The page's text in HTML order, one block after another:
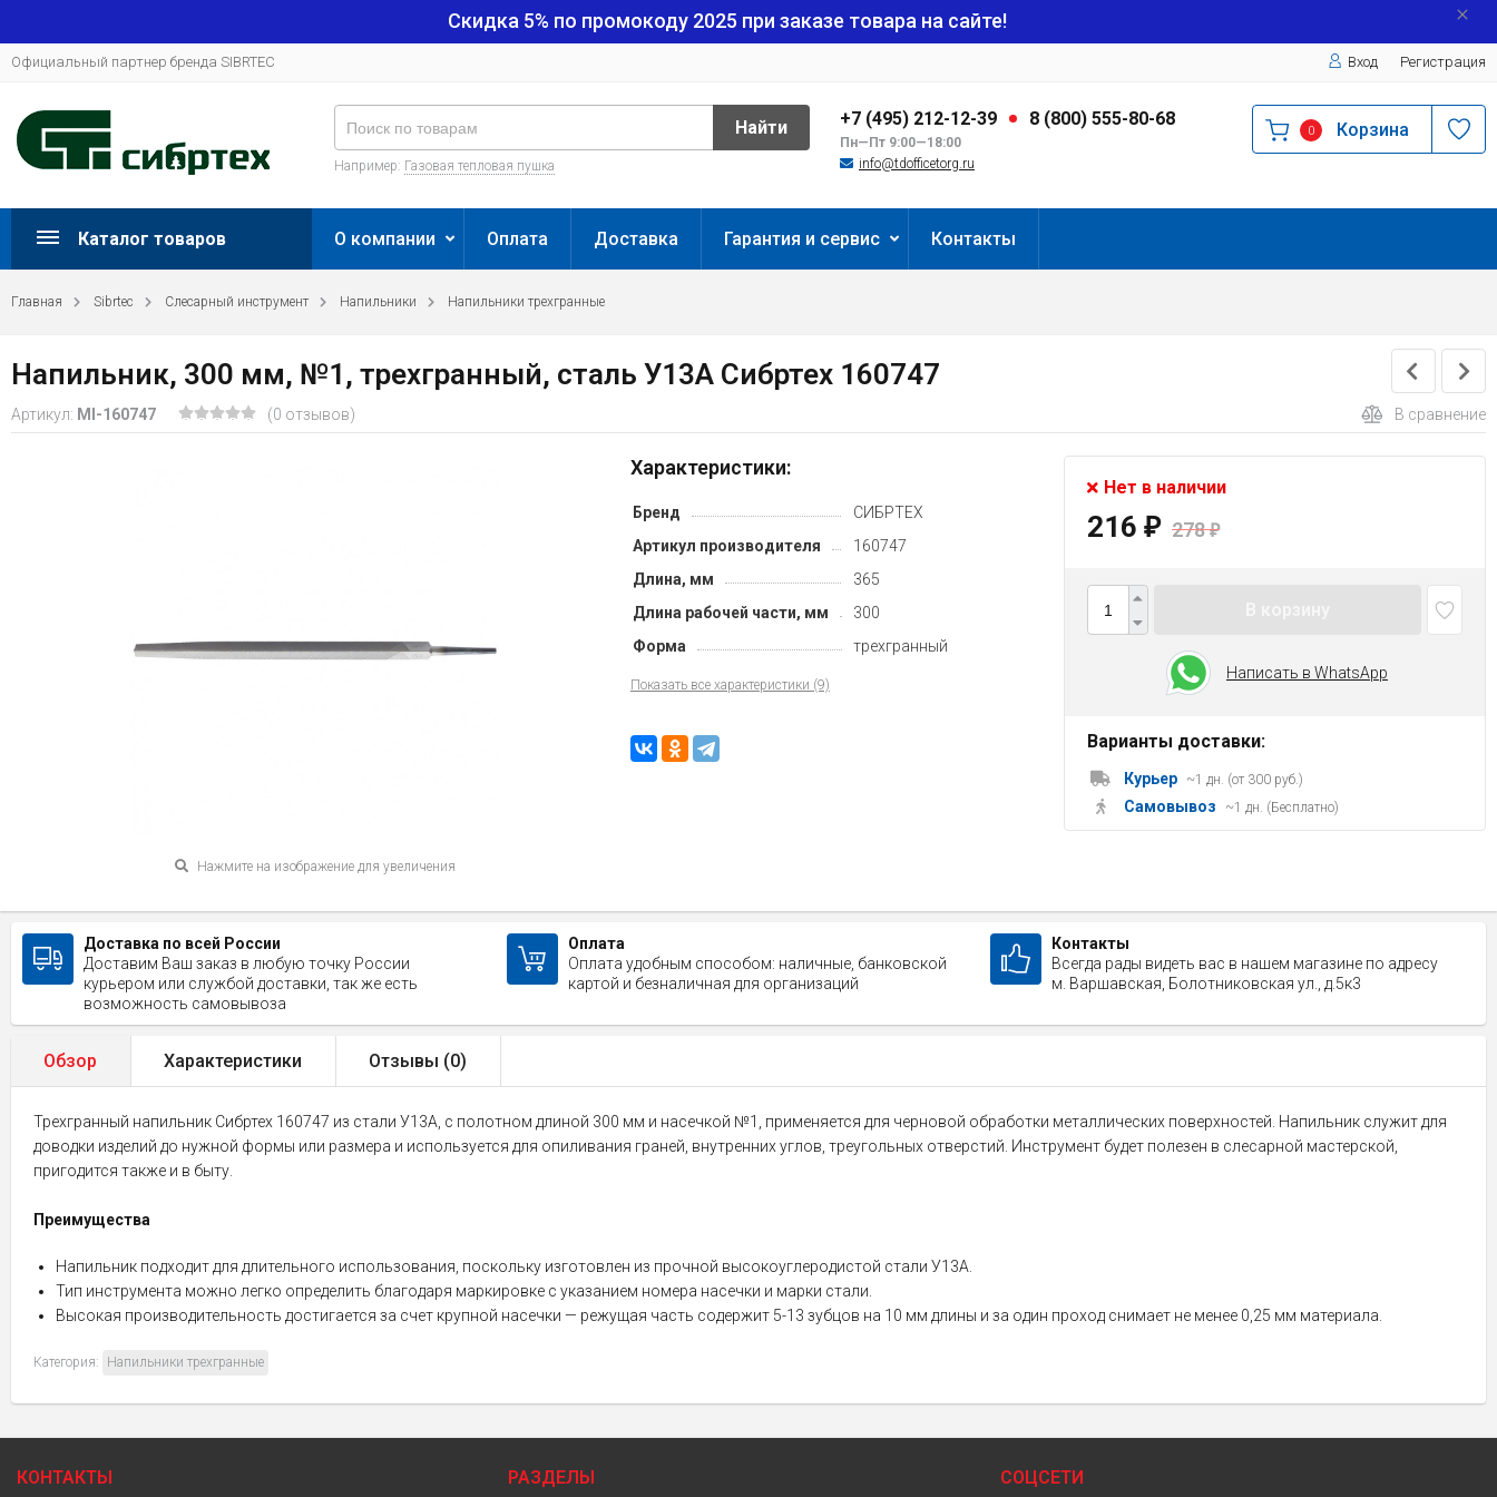
Скидка 5% по промокоду 2025 при заказе товара на сайте!
Официальный партнер бренда SIBRTEC Вход Регистрация
+7 (495) 212-12-39 8 (800) 555-80-68
Пн—Пт 9:00—18:00
info@tdofficetorg.ru
Найти
Например: Газовая тепловая пушка
0 Корзина
Каталог товаров О компании Оплата Доставка Гарантия и сервис Контакты
Главная Sibrtec Слесарный инструмент Напильники Напильники трехгранные
Напильник, 300 мм, №1, трехгранный, сталь У13А Сибртех 160747
Артикул: MI-160747 (0 отзывов) В сравнение
Нажмите на изображение для увеличения
Характеристики:
Бренд
СИБРТЕХ
Артикул производителя
160747
Длина, мм
365
Длина рабочей части, мм
300
Форма
трехгранный
Показать все характеристики (9)
Нет в наличии
216 ₽ 278₽
Написать в WhatsApp
Варианты доставки:
Курьер ~1 дн. (от 300 руб.)
Самовывоз ~1 дн. (Бесплатно)
Доставка по всей России
Доставим Ваш заказ в любую точку России
курьером или службой доставки, так же есть
возможность самовывоза
Оплата
Оплата удобным способом: наличные, банковской
картой и безналичная для организаций
Контакты
Всегда рады видеть вас в нашем магазине по адресу
м. Варшавская, Болотниковская ул., д.5к3
Обзор Характеристики Отзывы (0)
Трехгранный напильник Сибртех 160747 из стали У13А, с полотном длиной 300 мм и насечкой №1, применяется для черновой обработки металлических поверхностей. Напильник служит для
доводки изделий до нужной формы или размера и используется для опиливания граней, внутренних углов, треугольных отверстий. Инструмент будет полезен в слесарной мастерской,
пригодится также и в быту.
Преимущества
Напильник подходит для длительного использования, поскольку изготовлен из прочной высокоуглеродистой стали У13А.
Тип инструмента можно легко определить благодаря маркировке с указанием номера насечки и марки стали.
Высокая производительность достигается за счет крупной насечки — режущая часть содержит 5-13 зубцов на 10 мм длины и за один проход снимает не менее 0,25 мм материала.
Категория: Напильники трехгранные
КОНТАКТЫ РАЗДЕЛЫ СОЦСЕТИ